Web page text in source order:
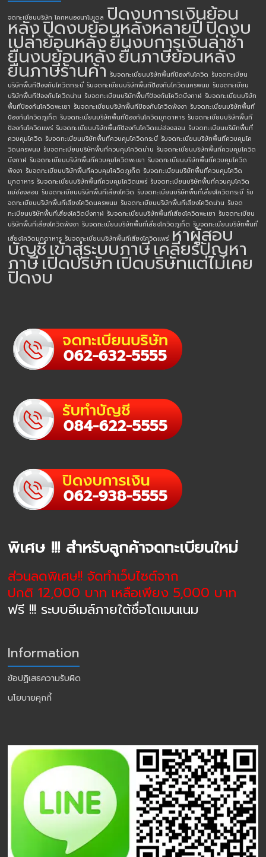
จดทะเบียนบริษัท โคกหนองนาโมเดล ปิดงบการเงินย้อน
หลังปิดงบย้อนหลังหลายปีปิดงบ
เปล่าย้อนหลังยื่นงบการเงินล่าช้า
ยื่นงบย้อนหลังยื่นภาษีย้อนหลัง
ยื่นภาษีร้านค้า รับจดทะเบียนบริษัทพื้นทีป้องกันโควิด รับจดทะเบียน
บริษัทพื้นทีป้องกันโควิดกระบี่ รับจดทะเบียนบริษัทพื้นทีป้องกันโควิดนครพนม รับจดทะเบียน
บริษัทพื้นทีป้องกันโควิดน่าน รับจดทะเบียนบริษัทพื้นทีป้องกันโควิดบึงกาฬ รับจดทะเบียนบริษัท
พื้นทีป้องกันโควิดพะเยา รับจดทะเบียนบริษัทพื้นทีป้องกันโควิดพังงา รับจดทะเบียนบริษัทพื้นที
ป้องกันโควิดภูเก็ต รับจดทะเบียนบริษัทพื้นทีป้องกันโควิดมุกดาหาร รับจดทะเบียนบริษัทพื้นที
ป้องกันโควิดแพร่ รับจดทะเบียนบริษัทพื้นทีป้องกันโควิดแม่ฮ่องสอน รับจดทะเบียนบริษัทพื้นที่
ควบคุมโควิด รับจดทะเบียนบริษัทพื้นที่ควบคุมโควิดกระบี่ รับจดทะเบียนบริษัทพื้นที่ควบคุมโค
วิดนครพนม รับจดทะเบียนบริษัทพื้นที่ควบคุมโควิดน่าน รับจดทะเบียนบริษัทพื้นที่ควบคุมโควิด
บึงกาฬ รับจดทะเบียนบริษัทพื้นที่ควบคุมโควิดพะเยา รับจดทะเบียนบริษัทพื้นที่ควบคุมโควิด
พังงา รับจดทะเบียนบริษัทพื้นที่ควบคุมโควิดภูเก็ต รับจดทะเบียนบริษัทพื้นที่ควบคุมโควิด
มุกดาหาร รับจดทะเบียนบริษัทพื้นที่ควบคุมโควิดแพร่ รับจดทะเบียนบริษัทพื้นที่ควบคุมโควิด
แม่ฮ่องสอน รับจดทะเบียนบริษัทพื้นที่เสี่ยงโควิด รับจดทะเบียนบริษัทพื้นที่เสี่ยงโควิดกระบี่ รับ
จดทะเบียนบริษัทพื้นที่เสี่ยงโควิดนครพนม รับจดทะเบียนบริษัทพื้นที่เสี่ยงโควิดน่าน รับจด
ทะเบียนบริษัทพื้นที่เสี่ยงโควิดบึงกาฬ รับจดทะเบียนบริษัทพื้นที่เสี่ยงโควิดพะเยา รับจดทะเบียน
บริษัทพื้นที่เสี่ยงโควิดพังงา รับจดทะเบียนบริษัทพื้นที่เสี่ยงโควิดภูเก็ต รับจดทะเบียนบริษัทพื้นที่
เสี่ยงโควิดมุกดาหาร รับจดทะเบียนบริษัทพื้นที่เสี่ยงโควิดแพร่ หาผู้สอบ
บัญชีเข้าสู่ระบบภาษีเคลียร์ปัญหา
ภาษีเปิดบริษัทเปิดบริษัทแต่ไม่เคย
ปิดงบ
พิเศษ !!! สำหรับลูกค้าจดทะเบียนใหม่
ส่วนลดพิเศษ!! จัดทำเว็บไซต์จาก
ปกติ 12,000 บาท เหลือเพียง 5,000 บาท
ฟรี !!! ระบบอีเมล์ภายใต้ชื่อโดเมนเนม
Information
ข้อปฏิเสธความรับผิด
นโยบายคุกกี้